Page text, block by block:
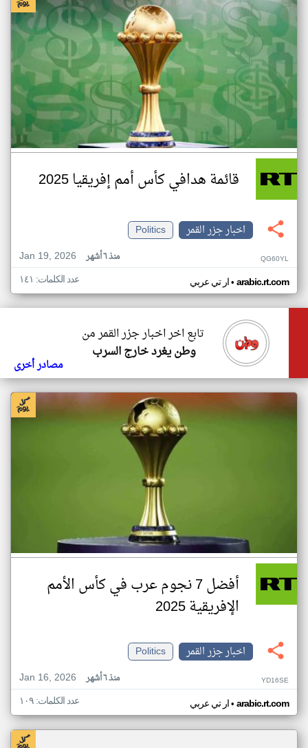
قائمة هدافي كأس أمم إفريقيا 2025
اخبار جزر القمر
Politics
Jan 19, 2026
منذ ٦ أشهر QG60YL
ار تي عربي• arabic.rt.com عدد الكلمات: ١٤١
تابع اخر اخبار جزر القمر من
وطن يغرد خارج السرب
مصادر أخرى
أفضل 7 نجوم عرب في كأس الأمم
الإفريقية 2025
اخبار جزر القمر
Politics
Jan 16, 2026
منذ ٦ أشهر YD16SE
ار تي عربي• arabic.rt.com عدد الكلمات: ١٠٩